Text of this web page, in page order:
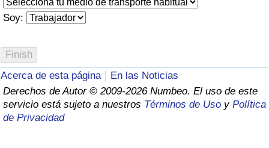
Soy:
Acerca de esta página
En las Noticias
Derechos de Autor © 2009-2026 Numbeo. El uso de este
servicio está sujeto a nuestros Términos de Uso y Política
de Privacidad
Índice de criminalidad por país
Índice de Sanidad (Actual)
Índice de Sanidad